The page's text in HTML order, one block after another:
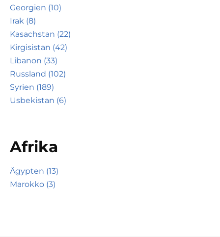
Georgien (10)
Irak (8)
Kasachstan (22)
Kirgisistan (42)
Libanon (33)
Russland (102)
Syrien (189)
Usbekistan (6)
Afrika
Ägypten (13)
Marokko (3)